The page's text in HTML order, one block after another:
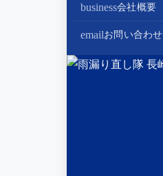
business会社概要
会社案内
スタッフ紹介
emailお問い合わせ